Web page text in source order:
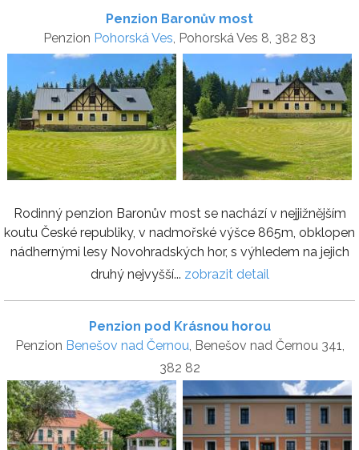
Penzion Baronův most
Penzion Pohorská Ves, Pohorská Ves 8, 382 83
Rodinný penzion Baronův most se nachází v nejjižnějším
koutu České republiky, v nadmořské výšce 865m, obklopen
nádhernými lesy Novohradských hor, s výhledem na jejich
druhý nejvyšší... zobrazit detail
Penzion pod Krásnou horou
Penzion Benešov nad Černou, Benešov nad Černou 341,
382 82